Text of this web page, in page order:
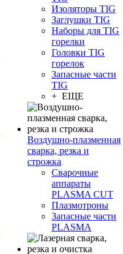
Изоляторы TIG
Заглушки TIG
Наборы для TIG
горелки
Головки TIG
горелок
Запасные части
TIG
+ ЕЩЕ
Воздушно-плазменная
сварка, резка и
строжка
Сварочные
аппараты
PLASMA CUT
Плазмотроны
Запасные части
PLASMA